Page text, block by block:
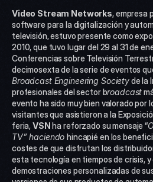
Video Stream Networks, empresa
software para la digitalización y
televisión, estuvo presente como
2010, que tuvo lugar del 29 al 31 de
Conferencias sobre Televisión
Broadcast Engineering Society de la
profesionales del sector broadcast
evento ha sido muy bien valorado por
visitantes que asistieron a la
feria, VSN ha reforzado su mensaje “
TV” haciendo hincapié en los
costes de que disfrutan los
esta tecnología en tiempos de crisis,
demostraciones personalizadas de